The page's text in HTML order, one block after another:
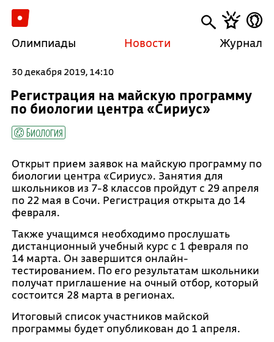
Олимпиады Новости Журнал
30 декабря 2019, 14:10
Регистрация на майскую программу
по биологии центра «Сириус»
Биология
Открыт прием заявок на майскую программу по
биологии центра «Сириус». Занятия для
школьников из 7-8 классов пройдут с 29 апреля
по 22 мая в Сочи. Регистрация открыта до 14
февраля.
Также учащимся необходимо прослушать
дистанционный учебный курс с 1 февраля по
14 марта. Он завершится онлайн-
тестированием. По его результатам школьники
получат приглашение на очный отбор, который
состоится 28 марта в регионах.
Итоговый список участников майской
программы будет опубликован до 1 апреля.